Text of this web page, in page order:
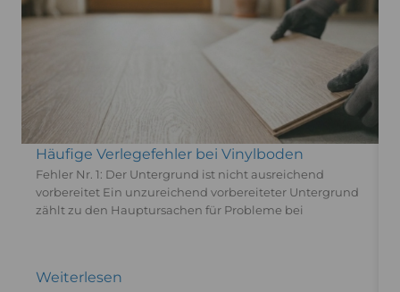
Usercentrics Consent
Häufige Verlegefehler bei Vinylboden
Fehler Nr. 1: Der Untergrund ist nicht ausreichend
vorbereitet Ein unzureichend vorbereiteter Untergrund
zählt zu den Hauptursachen für Probleme bei
Weiterlesen